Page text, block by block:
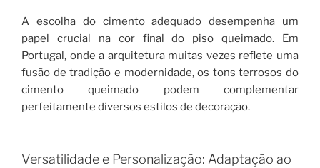
A escolha do cimento adequado desempenha um
papel crucial na cor final do piso queimado. Em
Portugal, onde a arquitetura muitas vezes reflete uma
fusão de tradição e modernidade, os tons terrosos do
cimento queimado podem complementar
perfeitamente diversos estilos de decoração.
Versatilidade e Personalização: Adaptação ao